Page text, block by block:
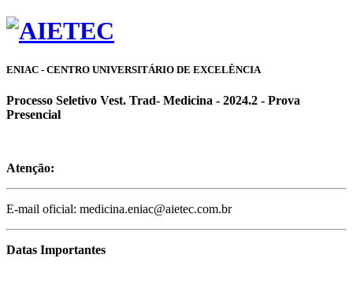
ENIAC - CENTRO UNIVERSITÁRIO DE EXCELÊNCIA
Processo Seletivo Vest. Trad- Medicina - 2024.2 - Prova
Presencial
Atenção:
E-mail oficial: medicina.eniac@aietec.com.br
Datas Importantes